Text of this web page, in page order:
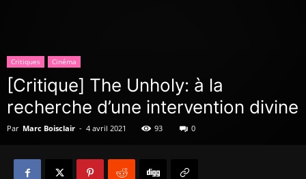
Critiques Cinéma
[Critique] The Unholy: à la
recherche d’une intervention divine
Par Marc Boisclair - 4 avril 2021 93 0